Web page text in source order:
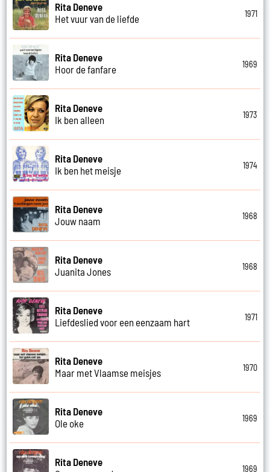
Rita Deneve
Het vuur van de liefde
1971
Rita Deneve
Hoor de fanfare
1969
Rita Deneve
Ik ben alleen
1973
Rita Deneve
Ik ben het meisje
1974
Rita Deneve
Jouw naam
1968
Rita Deneve
Juanita Jones
1968
Rita Deneve
Liefdeslied voor een eenzaam hart
1971
Rita Deneve
Maar met Vlaamse meisjes
1970
Rita Deneve
Ole oke
1969
Rita Deneve
1969